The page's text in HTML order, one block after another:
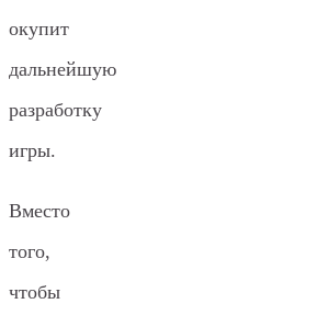
окупит
дальнейшую
разработку
игры.
Вместо
того,
чтобы